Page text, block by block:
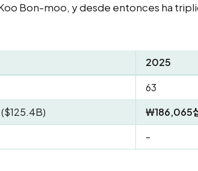
Bon-moo, y desde entonces ha
2025
63
($125.4B) ₩186,065
-